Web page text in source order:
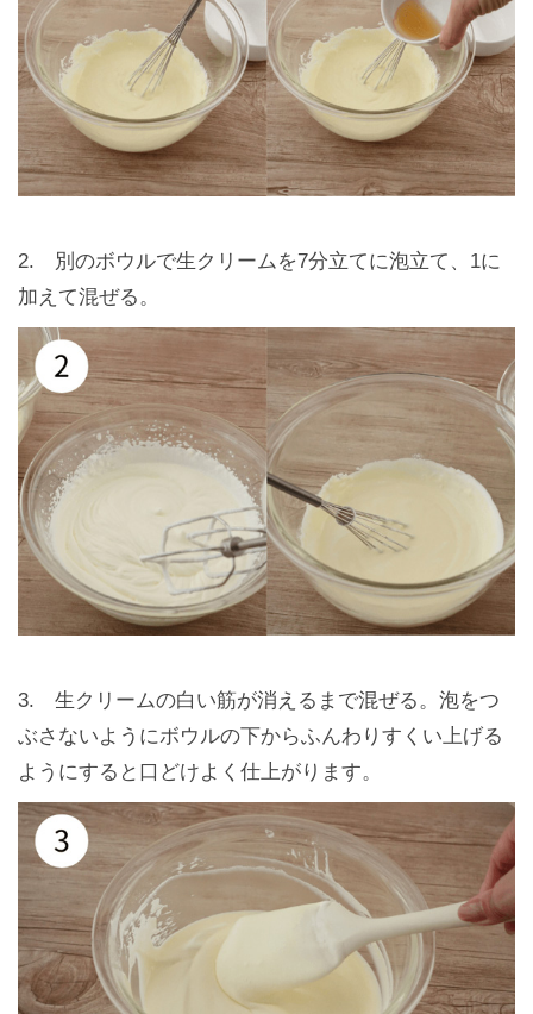
2. 別のボウルで生クリームを7分立てに泡立て、1に
加えて混ぜる。
3. 生クリームの白い筋が消えるまで混ぜる。泡をつ
ぶさないようにボウルの下からふんわりすくい上げる
ようにすると口どけよく仕上がります。